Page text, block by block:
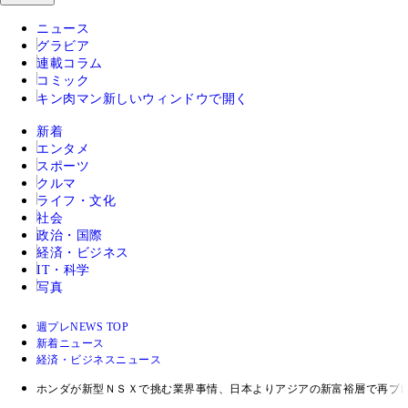
ニュース
グラビア
連載コラム
コミック
キン肉マン 新しいウィンドウで開く
新着
エンタメ
スポーツ
クルマ
ライフ・文化
社会
政治・国際
経済・ビジネス
IT・科学
写真
週プレNEWS TOP
新着ニュース
経済・ビジネスニュース
ホンダが新型ＮＳＸで挑む業界事情、日本よりアジアの新富裕層で再ブ